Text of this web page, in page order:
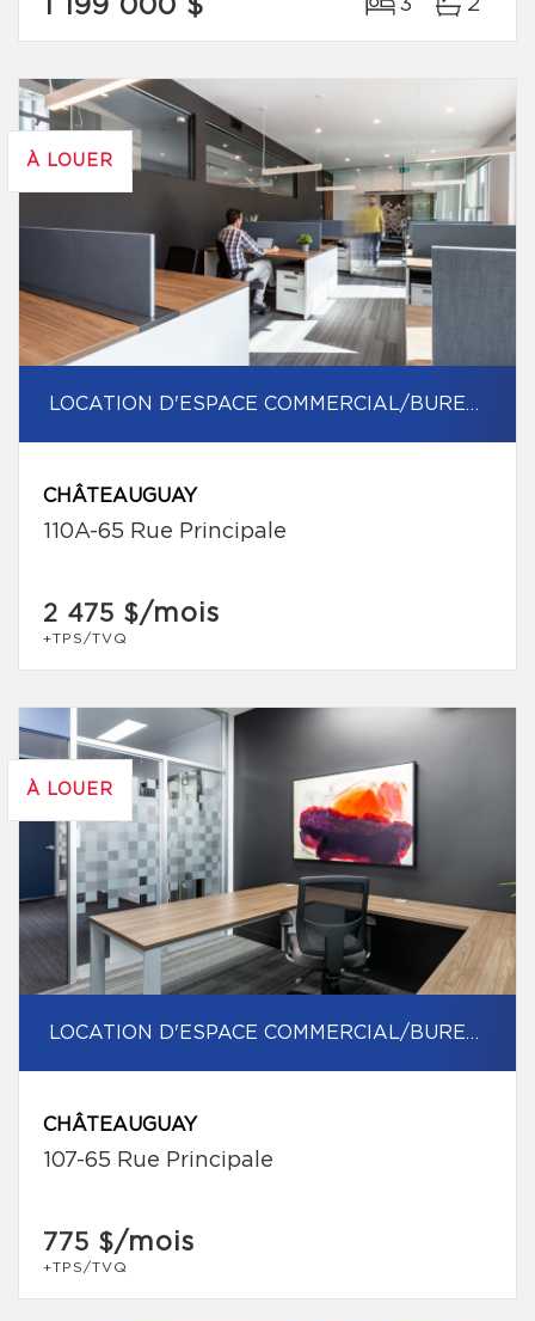
1 199 000 $ 3 2
À LOUER
LOCATION D'ESPACE COMMERCIAL/BUREAU
CHÂTEAUGUAY
110A-65 Rue Principale
2 475 $/mois
+TPS/TVQ
À LOUER
LOCATION D'ESPACE COMMERCIAL/BUREAU
CHÂTEAUGUAY
107-65 Rue Principale
775 $/mois
+TPS/TVQ